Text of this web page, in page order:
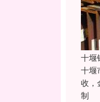
十堰
十堰
收，
制